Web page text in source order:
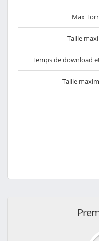
Max
Taille
Temps de download
Taille